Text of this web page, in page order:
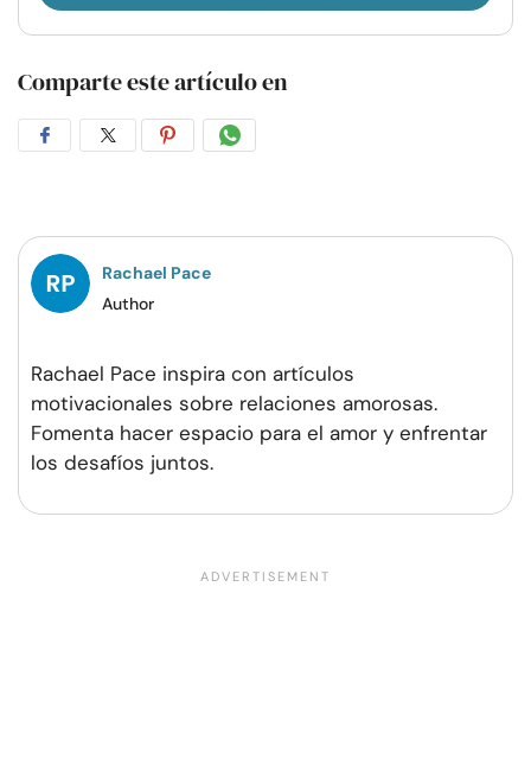
Comparte este artículo en
CompartirCompartirCompartirCompartir
Rachael Pace
Author
Rachael Pace inspira con artículos
motivacionales sobre relaciones amorosas.
Fomenta hacer espacio para el amor y enfrentar
los desafíos juntos.